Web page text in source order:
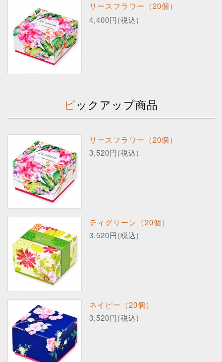
リースフラワー（20個）
4,400円(税込)
ピックアップ商品
リースフラワー（20個）
3,520円(税込)
ティグリーン（20個）
3,520円(税込)
ネイビー（20個）
3,520円(税込)